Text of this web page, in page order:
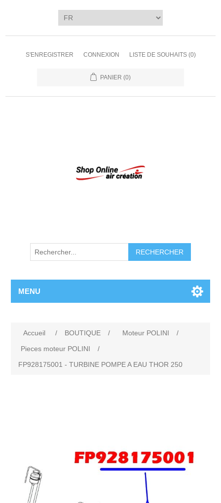
S'ENREGISTRER CONNEXION LISTE DE SOUHAITS (0)
PANIER (0)
RECHERCHER
MENU
Accueil / BOUTIQUE / Moteur POLINI
/
Pieces moteur POLINI
/
FP928175001 - TURBINE POMPE A EAU THOR 250